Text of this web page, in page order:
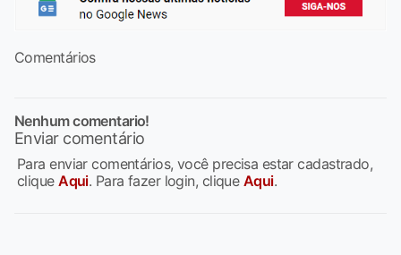
Comentários
Nenhum comentario!
Enviar comentário
Para enviar comentários, você precisa estar cadastrado,
cliqueAqui. Para fazer login, clique Aqui.